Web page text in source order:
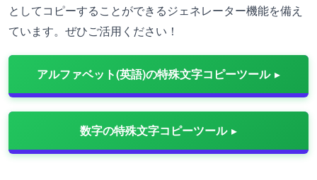
としてコピーすることができるジェネレーター機能を備え
ています。ぜひご活用ください！
アルファベット(英語)の特殊文字コピーツール
数字の特殊文字コピーツール